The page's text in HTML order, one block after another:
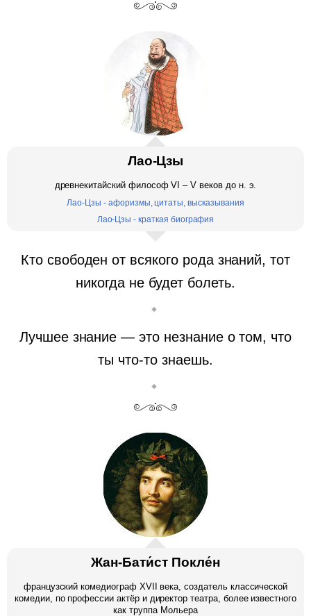
Лао-Цзы
древнекитайский философ VI – V веков до н. э.
Лао-Цзы - афоризмы, цитаты, высказывания
Лао-Цзы - краткая биография
Кто свободен от всякого рода знаний, тот
никогда не будет болеть.
Лучшее знание — это незнание о том, что
ты что-то знаешь.
Жан-Бати́ст Покле́н
французский комедиограф XVII века, создатель классической
комедии, по профессии актёр и директор театра, более известного
как труппа Мольера